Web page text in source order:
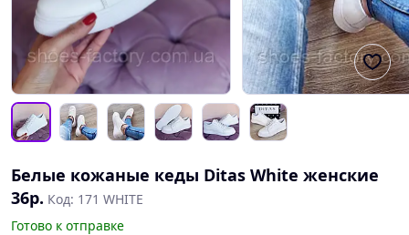
Белые кожаные кеды Ditas White женские
36р. Код: 171 WHITE
Готово к отправке